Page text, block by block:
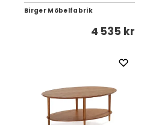
Birger Möbelfabrik
4 535 kr